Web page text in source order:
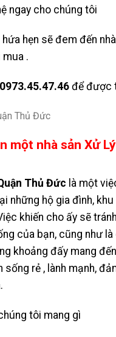
ngay cho chúng tôi
hẹn sẽ đem đến
.
để được
một nhà sản Xử
Thủ Đức là một
những hộ gia đình,
khiến cho ấy sẽ
của bạn, cũng như
khoảng đấy mang
sống rẻ , lành mạnh,
tôi mang gì